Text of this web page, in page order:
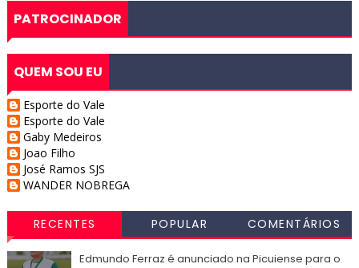
PATROCINADOR
QUEM SOU EU
Esporte do Vale
Esporte do Vale
Gaby Medeiros
Joao Filho
José Ramos SJS
WANDER NOBREGA
RECENTES POPULAR COMENTÁRIOS
Edmundo Ferraz é anunciado na Picuiense para o